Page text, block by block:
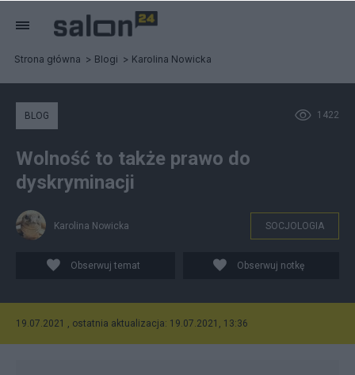
Strona główna Blogi Karolina Nowicka
1422
BLOG
Wolność to także prawo do
dyskryminacji
Karolina Nowicka SOCJOLOGIA
Obserwuj temat Obserwuj notkę
19.07.2021 , ostatnia aktualizacja: 19.07.2021, 13:36